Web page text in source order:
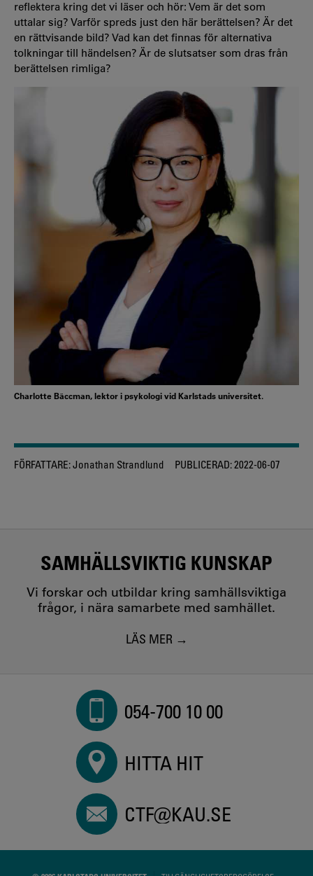
reflektera kring det vi läser och hör: Vem är det som
uttalar sig? Varför spreds just den här berättelsen? Är det
en rättvisande bild? Vad kan det finnas för alternativa
tolkningar till händelsen? Är de slutsatser som dras från
berättelsen rimliga?
Charlotte Bäccman, lektor i psykologi vid Karlstads universitet.
FÖRFATTARE:Jonathan Strandlund PUBLICERAD:2022-06-07
SAMHÄLLSVIKTIG KUNSKAP
Vi forskar och utbildar kring samhällsviktiga
frågor, i nära samarbete med samhället.
LÄS MER
054-700 10 00
HITTA HIT
CTF@KAU.SE